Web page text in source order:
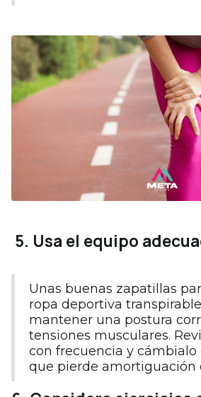
5. Usa el equipo
Unas buenas zapatillas
ropa deportiva
mantener una postura
tensiones musculares.
con frecuencia y cámbialo
que pierde amortiguación